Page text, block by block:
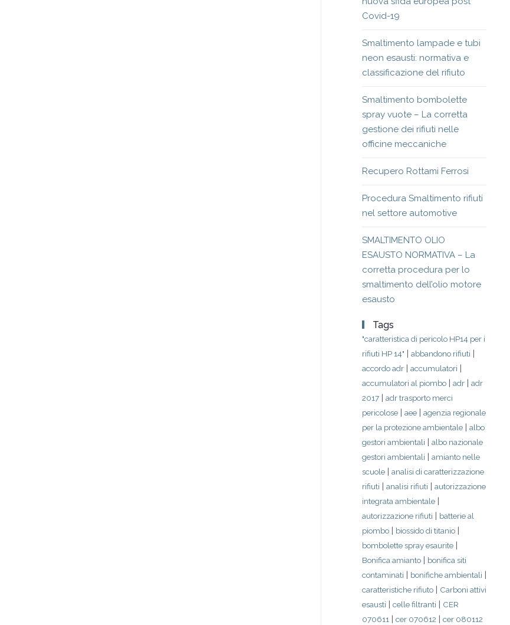
Covid-19
Smaltimento lampade e tubi
neon esausti: normativa e
classificazione del rifiuto
Smaltimento bombolette
spray vuote – La corretta
gestione dei rifiuti nelle
officine meccaniche
Recupero Rottami Ferrosi
Procedura Smaltimento rifiuti
nel settore automotive
SMALTIMENTO OLIO
ESAUSTO NORMATIVA – La
corretta procedura per lo
smaltimento dell’olio motore
esausto
Tags
"caratteristica di pericolo HP14 per i
rifiuti HP 14" | abbandono rifiuti |
accordo adr | accumulatori |
accumulatori al piombo | adr | adr
2017 | adr trasporto merci
pericolose | aee | agenzia regionale
per la protezione ambientale | albo
gestori ambientali | albo nazionale
gestori ambientali | amianto nelle
scuole | analisi di caratterizzazione
rifiuti | analisi rifiuti | autorizzazione
integrata ambientale |
autorizzazione rifiuti | batterie al
piombo | biossido di titanio |
bombolette spray esaurite |
Bonifica amianto | bonifica siti
contaminati | bonifiche ambientali |
caratteristiche rifiuto | Carboni attivi
esausti | celle filtranti | CER
070611 | cer 070612 | cer 080112